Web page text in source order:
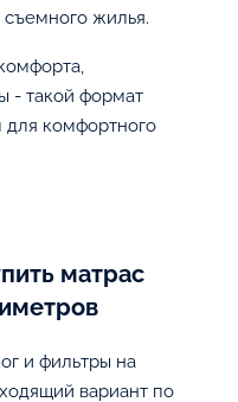
съемного жилья.
- такой формат
комфортного
матрас
и фильтры на
вариант по